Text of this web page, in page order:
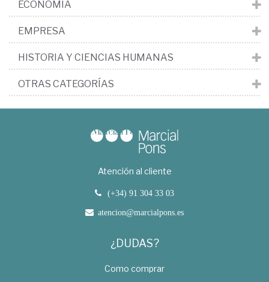
ECONOMÍA
EMPRESA
HISTORIA Y CIENCIAS HUMANAS
OTRAS CATEGORÍAS
Atención al cliente
(+34) 91 304 33 03
atencion@marcialpons.es
¿DUDAS?
Como comprar